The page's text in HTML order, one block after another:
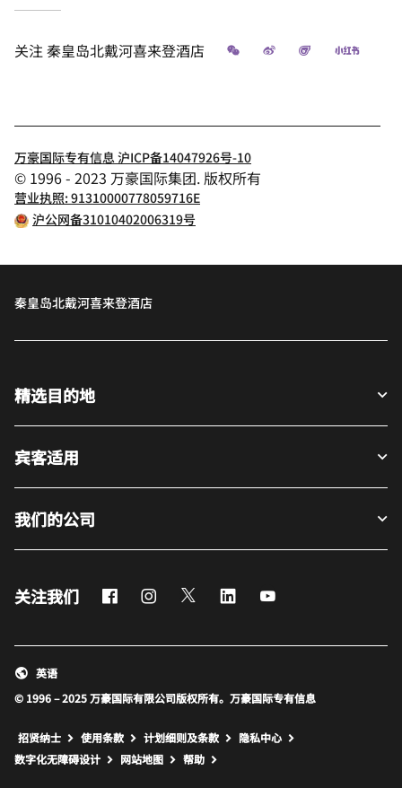
关注秦皇岛北戴河喜来登酒店 微信 微博 飞猪 小红书
万豪国际专有信息 沪ICP备14047926号-10
© 1996 - 2023 万豪国际集团. 版权所有
营业执照: 91310000778059716E
沪公网备31010402006319号
秦皇岛北戴河喜来登酒店
精选目的地
宾客适用
我们的公司
关注我们 FacebookInstagram
Twitter LinkedIn
© 1996 – 2025 万豪国际有限公司版权所有。万豪国际专有信息
英语
招贤纳士 使用条款 计划细则及条款
隐私中心
数字化无障碍设计
网站地图 打开新窗口
帮助